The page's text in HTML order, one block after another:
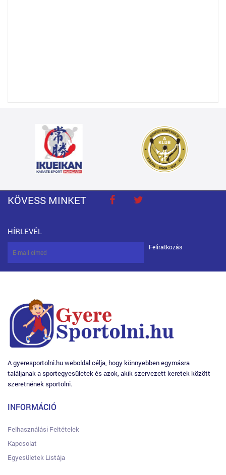
KÖVESS MINKET
HÍRLEVÉL
Feliratkozás
A gyeresportolni.hu weboldal célja, hogy könnyebben egymásra
találjanak a sportegyesületek és azok, akik szervezett keretek között
szeretnének sportolni.
INFORMÁCIÓ
Felhasználási Feltételek
Kapcsolat
Egyesületek Listája